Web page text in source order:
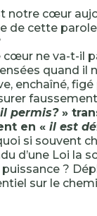
notre cœur
de cette
cœur ne va-t-il
quand il
enchaîné,
permis?»
en « il est
si souvent
d’une Loi la
?
sur le